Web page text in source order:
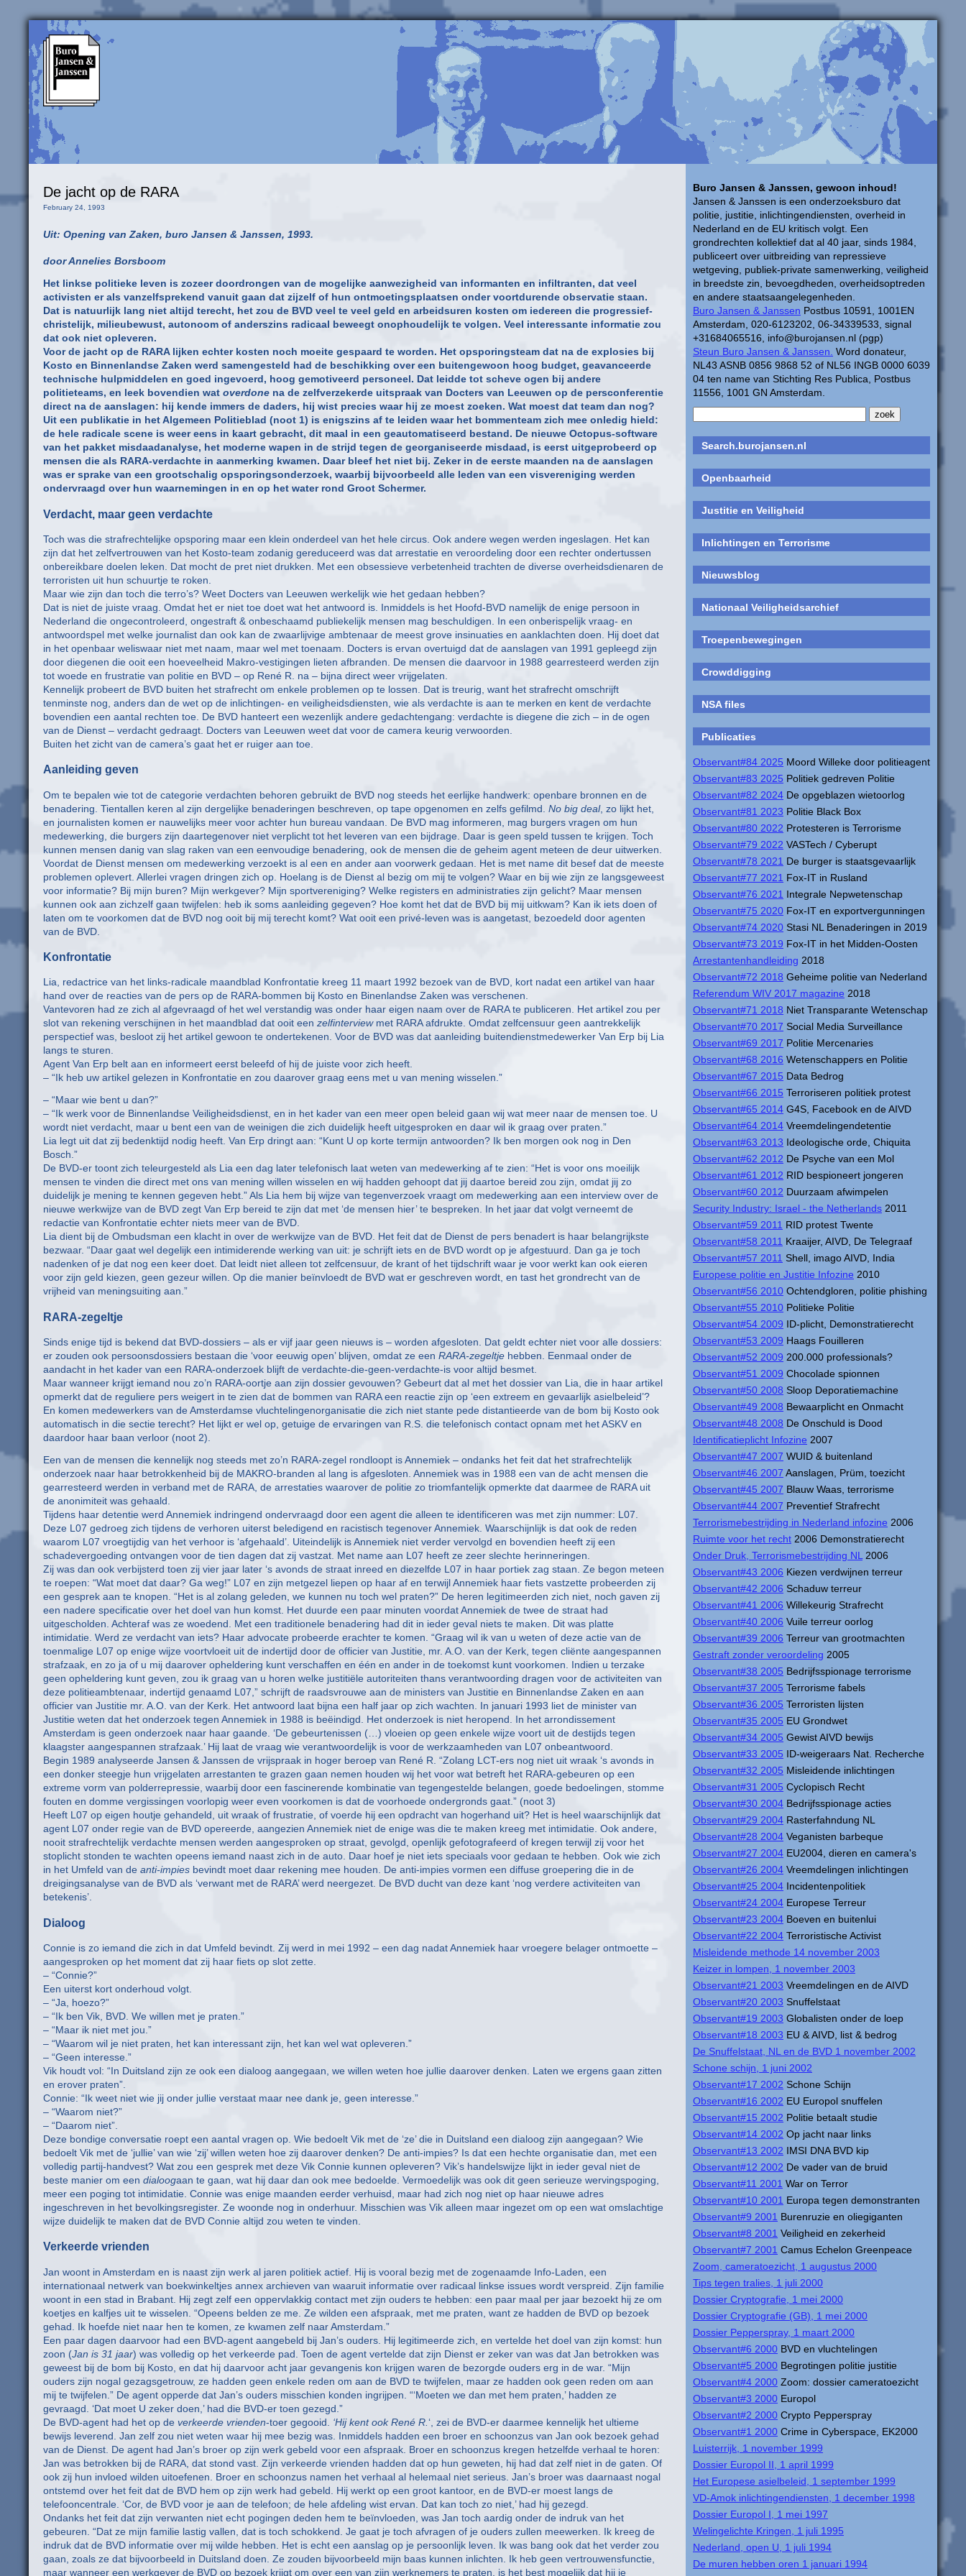
Buro Jansen & Janssen, gewoon inhoud!
Jansen & Janssen is een onderzoeksburo dat
politie, justitie, inlichtingendiensten, overheid in
Nederland en de EU kritisch volgt. Een
grondrechten kollektief dat al 40 jaar, sinds 1984,
publiceert over uitbreiding van repressieve
wetgeving, publiek-private samenwerking, veiligheid
in breedste zin, bevoegdheden, overheidsoptreden
en andere staatsaangelegenheden.
Buro Jansen & Janssen Postbus 10591, 1001EN
Amsterdam, 020-6123202, 06-34339533, signal
+31684065516, info@burojansen.nl (pgp)
Steun Buro Jansen & Janssen. Word donateur,
NL43 ASNB 0856 9868 52 of NL56 INGB 0000 6039
04 ten name van Stichting Res Publica, Postbus
11556, 1001 GN Amsterdam.
Search.burojansen.nl
Openbaarheid
Justitie en Veiligheid
Inlichtingen en Terrorisme
Nieuwsblog
Nationaal Veiligheidsarchief
Troepenbewegingen
Crowddigging
NSA files
Publicaties
Observant#84 2025 Moord Willeke door politieagent
Observant#83 2025 Politiek gedreven Politie
Observant#82 2024 De opgeblazen wietoorlog
Observant#81 2023 Politie Black Box
Observant#80 2022 Protesteren is Terrorisme
Observant#79 2022 VASTech / Cyberupt
Observant#78 2021 De burger is staatsgevaarlijk
Observant#77 2021 Fox-IT in Rusland
Observant#76 2021 Integrale Nepwetenschap
Observant#75 2020 Fox-IT en exportvergunningen
Observant#74 2020 Stasi NL Benaderingen in 2019
Observant#73 2019 Fox-IT in het Midden-Oosten
Arrestantenhandleiding 2018
Observant#72 2018 Geheime politie van Nederland
Referendum WIV 2017 magazine 2018
Observant#71 2018 Niet Transparante Wetenschap
Observant#70 2017 Social Media Surveillance
Observant#69 2017 Politie Mercenaries
Observant#68 2016 Wetenschappers en Politie
Observant#67 2015 Data Bedrog
Observant#66 2015 Terroriseren politiek protest
Observant#65 2014 G4S, Facebook en de AIVD
Observant#64 2014 Vreemdelingendetentie
Observant#63 2013 Ideologische orde, Chiquita
Observant#62 2012 De Psyche van een Mol
Observant#61 2012 RID bespioneert jongeren
Observant#60 2012 Duurzaam afwimpelen
Security Industry: Israel - the Netherlands 2011
Observant#59 2011 RID protest Twente
Observant#58 2011 Kraaijer, AIVD, De Telegraaf
Observant#57 2011 Shell, imago AIVD, India
Europese politie en Justitie Infozine 2010
Observant#56 2010 Ochtendgloren, politie phishing
Observant#55 2010 Politieke Politie
Observant#54 2009 ID-plicht, Demonstratierecht
Observant#53 2009 Haags Fouilleren
Observant#52 2009 200.000 professionals?
Observant#51 2009 Chocolade spionnen
Observant#50 2008 Sloop Deporatiemachine
Observant#49 2008 Bewaarplicht en Onmacht
Observant#48 2008 De Onschuld is Dood
Identificatieplicht Infozine 2007
Observant#47 2007 WUID & buitenland
Observant#46 2007 Aanslagen, Prüm, toezicht
Observant#45 2007 Blauw Waas, terrorisme
Observant#44 2007 Preventief Strafrecht
Terrorismebestrijding in Nederland infozine 2006
Ruimte voor het recht 2006 Demonstratierecht
Onder Druk, Terrorismebestrijding NL 2006
Observant#43 2006 Kiezen verdwijnen terreur
Observant#42 2006 Schaduw terreur
Observant#41 2006 Willekeurig Strafrecht
Observant#40 2006 Vuile terreur oorlog
Observant#39 2006 Terreur van grootmachten
Gestraft zonder veroordeling 2005
Observant#38 2005 Bedrijfsspionage terrorisme
Observant#37 2005 Terrorisme fabels
Observant#36 2005 Terroristen lijsten
Observant#35 2005 EU Grondwet
Observant#34 2005 Gewist AIVD bewijs
Observant#33 2005 ID-weigeraars Nat. Recherche
Observant#32 2005 Misleidende inlichtingen
Observant#31 2005 Cyclopisch Recht
Observant#30 2004 Bedrijfsspionage acties
Observant#29 2004 Rasterfahndung NL
Observant#28 2004 Veganisten barbeque
Observant#27 2004 EU2004, dieren en camera's
Observant#26 2004 Vreemdelingen inlichtingen
Observant#25 2004 Incidentenpolitiek
Observant#24 2004 Europese Terreur
Observant#23 2004 Boeven en buitenlui
Observant#22 2004 Terroristische Activist
Misleidende methode 14 november 2003
Keizer in lompen, 1 november 2003
Observant#21 2003 Vreemdelingen en de AIVD
Observant#20 2003 Snuffelstaat
Observant#19 2003 Globalisten onder de loep
Observant#18 2003 EU & AIVD, list & bedrog
De Snuffelstaat, NL en de BVD 1 november 2002
Schone schijn, 1 juni 2002
Observant#17 2002 Schone Schijn
Observant#16 2002 EU Europol snuffelen
Observant#15 2002 Politie betaalt studie
Observant#14 2002 Op jacht naar links
Observant#13 2002 IMSI DNA BVD kip
Observant#12 2002 De vader van de bruid
Observant#11 2001 War on Terror
Observant#10 2001 Europa tegen demonstranten
Observant#9 2001 Burenruzie en oliegiganten
Observant#8 2001 Veiligheid en zekerheid
Observant#7 2001 Camus Echelon Greenpeace
Zoom, cameratoezicht, 1 augustus 2000
Tips tegen tralies, 1 juli 2000
Dossier Cryptografie, 1 mei 2000
Dossier Cryptografie (GB), 1 mei 2000
Dossier Pepperspray, 1 maart 2000
Observant#6 2000 BVD en vluchtelingen
Observant#5 2000 Begrotingen politie justitie
Observant#4 2000 Zoom: dossier cameratoezicht
Observant#3 2000 Europol
Observant#2 2000 Crypto Pepperspray
Observant#1 2000 Crime in Cyberspace, EK2000
Luisterrijk, 1 november 1999
Dossier Europol II, 1 april 1999
Het Europese asielbeleid, 1 september 1999
VD-Amok inlichtingendiensten, 1 december 1998
Dossier Europol I, 1 mei 1997
Welingelichte Kringen, 1 juli 1995
Nederland, open U, 1 juli 1994
De muren hebben oren 1 januari 1994
De jacht op de RARA
February 24, 1993
Uit: Opening van Zaken, buro Jansen & Janssen, 1993.
door Annelies Borsboom
Het linkse politieke leven is zozeer doordrongen van de mogelijke aanwezigheid van informanten en infiltranten, dat veel
activisten er als vanzelfsprekend vanuit gaan dat zijzelf of hun ontmoetingsplaatsen onder voortdurende observatie staan.
Dat is natuurlijk lang niet altijd terecht, het zou de BVD veel te veel geld en arbeidsuren kosten om iedereen die progressief-
christelijk, milieubewust, autonoom of anderszins radicaal beweegt onophoudelijk te volgen. Veel interessante informatie zou
dat ook niet opleveren.
Voor de jacht op de RARA lijken echter kosten noch moeite gespaard te worden. Het opsporingsteam dat na de explosies bij
Kosto en Binnenlandse Zaken werd samengesteld had de beschikking over een buitengewoon hoog budget, geavanceerde
technische hulpmiddelen en goed ingevoerd, hoog gemotiveerd personeel. Dat leidde tot scheve ogen bij andere
politieteams, en leek bovendien wat overdone na de zelfverzekerde uitspraak van Docters van Leeuwen op de persconferentie
direct na de aanslagen: hij kende immers de daders, hij wist precies waar hij ze moest zoeken. Wat moest dat team dan nog?
Uit een publikatie in het Algemeen Politieblad (noot 1) is enigszins af te leiden waar het bommenteam zich mee onledig hield:
de hele radicale scene is weer eens in kaart gebracht, dit maal in een geautomatiseerd bestand. De nieuwe Octopus-software
van het pakket misdaadanalyse, het moderne wapen in de strijd tegen de georganiseerde misdaad, is eerst uitgeprobeerd op
mensen die als RARA-verdachte in aanmerking kwamen. Daar bleef het niet bij. Zeker in de eerste maanden na de aanslagen
was er sprake van een grootschalig opsporingsonderzoek, waarbij bijvoorbeeld alle leden van een visvereniging werden
ondervraagd over hun waarnemingen in en op het water rond Groot Schermer.
Verdacht, maar geen verdachte
Toch was die strafrechtelijke opsporing maar een klein onderdeel van het hele circus. Ook andere wegen werden ingeslagen. Het kan
zijn dat het zelfvertrouwen van het Kosto-team zodanig gereduceerd was dat arrestatie en veroordeling door een rechter ondertussen
onbereikbare doelen leken. Dat mocht de pret niet drukken. Met een obsessieve verbetenheid trachten de diverse overheidsdienaren de
terroristen uit hun schuurtje te roken.
Maar wie zijn dan toch die terro’s? Weet Docters van Leeuwen werkelijk wie het gedaan hebben?
Dat is niet de juiste vraag. Omdat het er niet toe doet wat het antwoord is. Inmiddels is het Hoofd-BVD namelijk de enige persoon in
Nederland die ongecontroleerd, ongestraft & onbeschaamd publiekelijk mensen mag beschuldigen. In een onberispelijk vraag- en
antwoordspel met welke journalist dan ook kan de zwaarlijvige ambtenaar de meest grove insinuaties en aanklachten doen. Hij doet dat
in het openbaar weliswaar niet met naam, maar wel met toenaam. Docters is ervan overtuigd dat de aanslagen van 1991 gepleegd zijn
door diegenen die ooit een hoeveelheid Makro-vestigingen lieten afbranden. De mensen die daarvoor in 1988 gearresteerd werden zijn
tot woede en frustratie van politie en BVD – op René R. na – bijna direct weer vrijgelaten.
Kennelijk probeert de BVD buiten het strafrecht om enkele problemen op te lossen. Dat is treurig, want het strafrecht omschrijft
tenminste nog, anders dan de wet op de inlichtingen- en veiligheidsdiensten, wie als verdachte is aan te merken en kent de verdachte
bovendien een aantal rechten toe. De BVD hanteert een wezenlijk andere gedachtengang: verdachte is diegene die zich – in de ogen
van de Dienst – verdacht gedraagt. Docters van Leeuwen weet dat voor de camera keurig verwoorden.
Buiten het zicht van de camera’s gaat het er ruiger aan toe.
Aanleiding geven
Om te bepalen wie tot de categorie verdachten behoren gebruikt de BVD nog steeds het eerlijke handwerk: openbare bronnen en de
benadering. Tientallen keren al zijn dergelijke benaderingen beschreven, op tape opgenomen en zelfs gefilmd. No big deal, zo lijkt het,
en journalisten komen er nauwelijks meer voor achter hun bureau vandaan. De BVD mag informeren, mag burgers vragen om hun
medewerking, die burgers zijn daartegenover niet verplicht tot het leveren van een bijdrage. Daar is geen speld tussen te krijgen. Toch
kunnen mensen danig van slag raken van een eenvoudige benadering, ook de mensen die de geheim agent meteen de deur uitwerken.
Voordat de Dienst mensen om medewerking verzoekt is al een en ander aan voorwerk gedaan. Het is met name dit besef dat de meeste
problemen oplevert. Allerlei vragen dringen zich op. Hoelang is de Dienst al bezig om mij te volgen? Waar en bij wie zijn ze langsgeweest
voor informatie? Bij mijn buren? Mijn werkgever? Mijn sportvereniging? Welke registers en administraties zijn gelicht? Maar mensen
kunnen ook aan zichzelf gaan twijfelen: heb ik soms aanleiding gegeven? Hoe komt het dat de BVD bij mij uitkwam? Kan ik iets doen of
laten om te voorkomen dat de BVD nog ooit bij mij terecht komt? Wat ooit een privé-leven was is aangetast, bezoedeld door agenten
van de BVD.
Konfrontatie
Lia, redactrice van het links-radicale maandblad Konfrontatie kreeg 11 maart 1992 bezoek van de BVD, kort nadat een artikel van haar
hand over de reacties van de pers op de RARA-bommen bij Kosto en Binenlandse Zaken was verschenen.
Vantevoren had ze zich al afgevraagd of het wel verstandig was onder haar eigen naam over de RARA te publiceren. Het artikel zou per
slot van rekening verschijnen in het maandblad dat ooit een zelfinterviewmet RARA afdrukte. Omdat zelfcensuur geen aantrekkelijk
perspectief was, besloot zij het artikel gewoon te ondertekenen. Voor de BVD was dat aanleiding buitendienstmedewerker Van Erp bij Lia
langs te sturen.
Agent Van Erp belt aan en informeert eerst beleefd of hij de juiste voor zich heeft.
– “Ik heb uw artikel gelezen in Konfrontatie en zou daarover graag eens met u van mening wisselen.”
– “Maar wie bent u dan?”
– “Ik werk voor de Binnenlandse Veiligheidsdienst, en in het kader van een meer open beleid gaan wij wat meer naar de mensen toe. U
wordt niet verdacht, maar u bent een van de weinigen die zich duidelijk heeft uitgesproken en daar wil ik graag over praten.”
Lia legt uit dat zij bedenktijd nodig heeft. Van Erp dringt aan: “Kunt U op korte termijn antwoorden? Ik ben morgen ook nog in Den
Bosch.”
De BVD-er toont zich teleurgesteld als Lia een dag later telefonisch laat weten van medewerking af te zien: “Het is voor ons moeilijk
mensen te vinden die direct met ons van mening willen wisselen en wij hadden gehoopt dat jij daartoe bereid zou zijn, omdat jij zo
duidelijk je mening te kennen gegeven hebt.” Als Lia hem bij wijze van tegenverzoek vraagt om medewerking aan een interview over de
nieuwe werkwijze van de BVD zegt Van Erp bereid te zijn dat met ‘de mensen hier’ te bespreken. In het jaar dat volgt verneemt de
redactie van Konfrontatie echter niets meer van de BVD.
Lia dient bij de Ombudsman een klacht in over de werkwijze van de BVD. Het feit dat de Dienst de pers benadert is haar belangrijkste
bezwaar. “Daar gaat wel degelijk een intimiderende werking van uit: je schrijft iets en de BVD wordt op je afgestuurd. Dan ga je toch
nadenken of je dat nog een keer doet. Dat leidt niet alleen tot zelfcensuur, de krant of het tijdschrift waar je voor werkt kan ook eieren
voor zijn geld kiezen, geen gezeur willen. Op die manier beïnvloedt de BVD wat er geschreven wordt, en tast het grondrecht van de
vrijheid van meningsuiting aan.”
RARA-zegeltje
Sinds enige tijd is bekend dat BVD-dossiers – als er vijf jaar geen nieuws is – worden afgesloten. Dat geldt echter niet voor alle dossiers:
er zouden ook persoonsdossiers bestaan die ‘voor eeuwig open’ blijven, omdat ze een RARA-zegeltje hebben. Eenmaal onder de
aandacht in het kader van een RARA-onderzoek blijft de verdachte-die-geen-verdachte-is voor altijd besmet.
Maar wanneer krijgt iemand nou zo’n RARA-oortje aan zijn dossier gevouwen? Gebeurt dat al met het dossier van Lia, die in haar artikel
opmerkt dat de reguliere pers weigert in te zien dat de bommen van RARA een reactie zijn op ‘een extreem en gevaarlijk asielbeleid’?
En komen medewerkers van de Amsterdamse vluchtelingenorganisatie die zich niet stante pede distantieerde van de bom bij Kosto ook
automatisch in die sectie terecht? Het lijkt er wel op, getuige de ervaringen van R.S. die telefonisch contact opnam met het ASKV en
daardoor haar baan verloor (noot 2).
Een van de mensen die kennelijk nog steeds met zo’n RARA-zegel rondloopt is Annemiek – ondanks het feit dat het strafrechtelijk
onderzoek naar haar betrokkenheid bij de MAKRO-branden al lang is afgesloten. Annemiek was in 1988 een van de acht mensen die
gearresteerd werden in verband met de RARA, de arrestaties waarover de politie zo triomfantelijk opmerkte dat daarmee de RARA uit
de anonimiteit was gehaald.
Tijdens haar detentie werd Annemiek indringend ondervraagd door een agent die alleen te identificeren was met zijn nummer: L07.
Deze L07 gedroeg zich tijdens de verhoren uiterst beledigend en racistisch tegenover Annemiek. Waarschijnlijk is dat ook de reden
waarom L07 vroegtijdig van het verhoor is ‘afgehaald’. Uiteindelijk is Annemiek niet verder vervolgd en bovendien heeft zij een
schadevergoeding ontvangen voor de tien dagen dat zij vastzat. Met name aan L07 heeft ze zeer slechte herinneringen.
Zij was dan ook verbijsterd toen zij vier jaar later ‘s avonds de straat inreed en diezelfde L07 in haar portiek zag staan. Ze begon meteen
te roepen: “Wat moet dat daar? Ga weg!” L07 en zijn metgezel liepen op haar af en terwijl Annemiek haar fiets vastzette probeerden zij
een gesprek aan te knopen. “Het is al zolang geleden, we kunnen nu toch wel praten?” De heren legitimeerden zich niet, noch gaven zij
een nadere specificatie over het doel van hun komst. Het duurde een paar minuten voordat Annemiek de twee de straat had
uitgescholden. Achteraf was ze woedend. Met een traditionele benadering had dit in ieder geval niets te maken. Dit was platte
intimidatie. Werd ze verdacht van iets? Haar advocate probeerde erachter te komen. “Graag wil ik van u weten of deze actie van de
toenmalige L07 op enige wijze voortvloeit uit de indertijd door de officier van Justitie, mr. A.O. van der Kerk, tegen cliënte aangespannen
strafzaak, en zo ja of u mij daarover opheldering kunt verschaffen en één en ander in de toekomst kunt voorkomen. Indien u terzake
geen opheldering kunt geven, zou ik graag van u horen welke justitiële autoriteiten thans verantwoording dragen voor de activiteiten van
deze politieambtenaar, indertijd genaamd L07,” schrijft de raadsvrouwe aan de ministers van Justitie en Binnenlandse Zaken en aan
officier van Justitie mr. A.O. van der Kerk. Het antwoord laat bijna een half jaar op zich wachten. In januari 1993 liet de minister van
Justitie weten dat het onderzoek tegen Annemiek in 1988 is beëindigd. Het onderzoek is niet heropend. In het arrondissement
Amsterdam is geen onderzoek naar haar gaande. ‘De gebeurtenissen (…) vloeien op geen enkele wijze voort uit de destijds tegen
klaagster aangespannen strafzaak.’ Hij laat de vraag wie verantwoordelijk is voor de werkzaamheden van L07 onbeantwoord.
Begin 1989 analyseerde Jansen & Janssen de vrijspraak in hoger beroep van René R. “Zolang LCT-ers nog niet uit wraak ‘s avonds in
een donker steegje hun vrijgelaten arrestanten te grazen gaan nemen houden wij het voor wat betreft het RARA-gebeuren op een
extreme vorm van polderrepressie, waarbij door een fascinerende kombinatie van tegengestelde belangen, goede bedoelingen, stomme
fouten en domme vergissingen voorlopig weer even voorkomen is dat de voorhoede ondergronds gaat.” (noot 3)
Heeft L07 op eigen houtje gehandeld, uit wraak of frustratie, of voerde hij een opdracht van hogerhand uit? Het is heel waarschijnlijk dat
agent L07 onder regie van de BVD opereerde, aangezien Annemiek niet de enige was die te maken kreeg met intimidatie. Ook andere,
nooit strafrechtelijk verdachte mensen werden aangesproken op straat, gevolgd, openlijk gefotografeerd of kregen terwijl zij voor het
stoplicht stonden te wachten opeens iemand naast zich in de auto. Daar hoef je niet iets speciaals voor gedaan te hebben. Ook wie zich
in het Umfeld van de anti-impies bevindt moet daar rekening mee houden. De anti-impies vormen een diffuse groepering die in de
dreigingsanalyse van de BVD als ‘verwant met de RARA’ werd neergezet. De BVD ducht van deze kant ‘nog verdere activiteiten van
betekenis’.
Dialoog
Connie is zo iemand die zich in dat Umfeld bevindt. Zij werd in mei 1992 – een dag nadat Annemiek haar vroegere belager ontmoette –
aangesproken op het moment dat zij haar fiets op slot zette.
– “Connie?”
Een uiterst kort onderhoud volgt.
– “Ja, hoezo?”
– “Ik ben Vik, BVD. We willen met je praten.”
– “Maar ik niet met jou.”
– “Waarom wil je niet praten, het kan interessant zijn, het kan wel wat opleveren.”
– “Geen interesse.”
Vik houdt vol: “In Duitsland zijn ze ook een dialoog aangegaan, we willen weten hoe jullie daarover denken. Laten we ergens gaan zitten
en erover praten”.
Connie: “Ik weet niet wie jij onder jullie verstaat maar nee dank je, geen interesse.”
– “Waarom niet?”
– “Daarom niet”.
Deze bondige conversatie roept een aantal vragen op. Wie bedoelt Vik met de ‘ze’ die in Duitsland een dialoog zijn aangegaan? Wie
bedoelt Vik met de ‘jullie’ van wie ‘zij’ willen weten hoe zij daarover denken? De anti-impies? Is dat een hechte organisatie dan, met een
volledig partij-handvest? Wat zou een gesprek met deze Vik Connie kunnen opleveren? Vik’s handelswijze lijkt in ieder geval niet de
beste manier om een dialoogaan te gaan, wat hij daar dan ook mee bedoelde. Vermoedelijk was ook dit geen serieuze wervingspoging,
meer een poging tot intimidatie. Connie was enige maanden eerder verhuisd, maar had zich nog niet op haar nieuwe adres
ingeschreven in het bevolkingsregister. Ze woonde nog in onderhuur. Misschien was Vik alleen maar ingezet om op een wat omslachtige
wijze duidelijk te maken dat de BVD Connie altijd zou weten te vinden.
Verkeerde vrienden
Jan woont in Amsterdam en is naast zijn werk al jaren politiek actief. Hij is vooral bezig met de zogenaamde Info-Laden, een
internationaal netwerk van boekwinkeltjes annex archieven van waaruit informatie over radicaal linkse issues wordt verspreid. Zijn familie
woont in een stad in Brabant. Hij zegt zelf een oppervlakkig contact met zijn ouders te hebben: een paar maal per jaar bezoekt hij ze om
koetjes en kalfjes uit te wisselen. “Opeens belden ze me. Ze wilden een afspraak, met me praten, want ze hadden de BVD op bezoek
gehad. Ik hoefde niet naar hen te komen, ze kwamen zelf naar Amsterdam.”
Een paar dagen daarvoor had een BVD-agent aangebeld bij Jan’s ouders. Hij legitimeerde zich, en vertelde het doel van zijn komst: hun
zoon (Jan is 31 jaar) was volledig op het verkeerde pad. Toen de agent vertelde dat zijn Dienst er zeker van was dat Jan betrokken was
geweest bij de bom bij Kosto, en dat hij daarvoor acht jaar gevangenis kon krijgen waren de bezorgde ouders erg in de war. “Mijn
ouders zijn nogal gezagsgetrouw, ze hadden geen enkele reden om aan de BVD te twijfelen, maar ze hadden ook geen reden om aan
mij te twijfelen.” De agent opperde dat Jan’s ouders misschien konden ingrijpen. “‘Moeten we dan met hem praten,’ hadden ze
gevraagd. ‘Dat moet U zeker doen,’ had die BVD-er toen gezegd.”
De BVD-agent had het op de verkeerde vrienden-toer gegooid. ‘Hij kent ook René R. ‘, zei de BVD-er daarmee kennelijk het ultieme
bewijs leverend. Jan zelf zou niet weten waar hij mee bezig was. Inmiddels hadden een broer en schoonzus van Jan ook bezoek gehad
van de Dienst. De agent had Jan’s broer op zijn werk gebeld voor een afspraak. Broer en schoonzus kregen hetzelfde verhaal te horen:
Jan was betrokken bij de RARA, dat stond vast. Zijn verkeerde vrienden hadden dat op hun geweten, hij had dat zelf niet in de gaten. Of
ook zij hun invloed wilden uitoefenen. Broer en schoonzus namen het verhaal al helemaal niet serieus. Jan’s broer was daarnaast nogal
ontstemd over het feit dat de BVD hem op zijn werk had gebeld. Hij werkt op een groot kantoor, en de BVD-er moest langs de
telefooncentrale. ‘Cor, de BVD voor je aan de telefoon; de hele afdeling wist ervan. Dat kan toch zo niet,’ had hij gezegd.
Ondanks het feit dat zijn verwanten niet echt pogingen deden hem te beïnvloeden, was Jan toch aardig onder de indruk van het
gebeuren. “Dat ze mijn familie lastig vallen, dat is toch schokkend. Je gaat je toch afvragen of je ouders zullen meewerken. Ik kreeg de
indruk dat de BVD informatie over mij wilde hebben. Het is echt een aanslag op je persoonlijk leven. Ik was bang ook dat het verder zou
gaan, zoals ze dat bijvoorbeeld in Duitsland doen. Ze zouden bijvoorbeeld mijn baas kunnen inlichten. Ik heb geen vertrouwensfunctie,
maar wanneer een werkgever de BVD op bezoek krijgt om over een van zijn werknemers te praten, is het best mogelijk dat hij je